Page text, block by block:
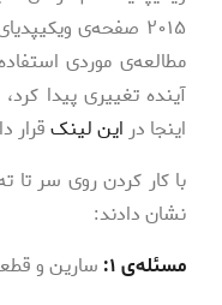
۲۰۱۵ صفحه­‌ی
مطالعه‌­ی موردی
اینجا در این لینکقرار
با کار کردن روی سر تا
نشان دادند:
مسئله­‌ی ۱:
سارین و قطعنامه‌­ی ۶۸۷